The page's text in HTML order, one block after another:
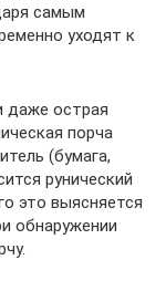
самым
уходят к
даже острая
порча
(бумага,
рунический
это выясняется
обнаружении